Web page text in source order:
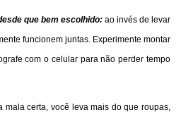
que bem escolhido: ao invés de levar
funcionem juntas. Experimente montar
com o celular para não perder tempo
mala certa, você leva mais do que roupas,